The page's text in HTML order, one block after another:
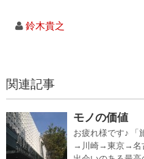
鈴木貴之
関連記事
モノの価値
お疲れ様です♪ 「
→川崎→東京→名